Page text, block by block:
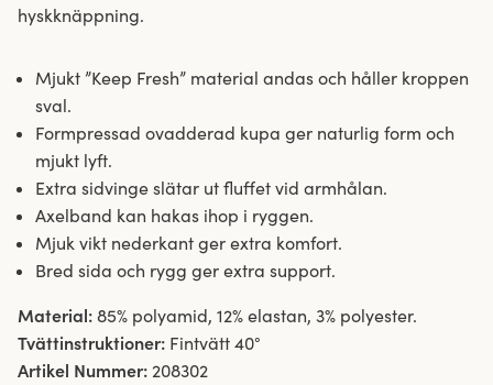
hyskknäppning.
Mjukt ”Keep Fresh” material andas och håller kroppen
sval.
Formpressad ovadderad kupa ger naturlig form och
mjukt lyft.
Extra sidvinge slätar ut fluffet vid armhålan.
Axelband kan hakas ihop i ryggen.
Mjuk vikt nederkant ger extra komfort.
Bred sida och rygg ger extra support.
Material: 85% polyamid, 12% elastan, 3% polyester.
Tvättinstruktioner: Fintvätt 40°
Artikel Nummer: 208302